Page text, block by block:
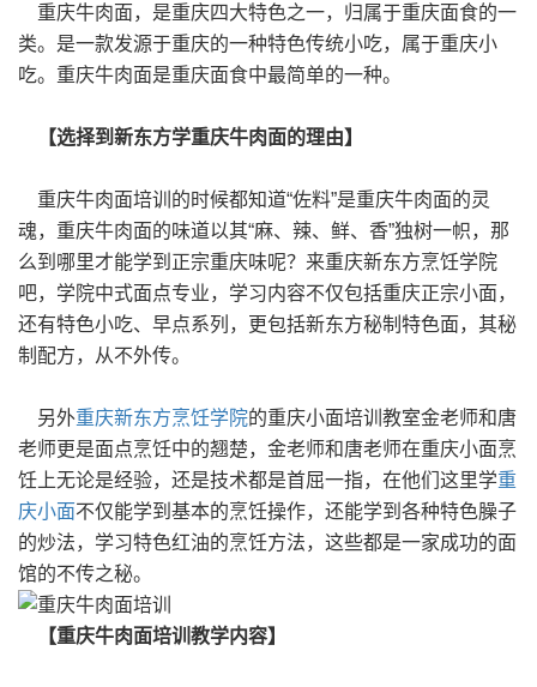
重庆牛肉面，是重庆四大特色之一，归属于重庆面食的一
类。是一款发源于重庆的一种特色传统小吃，属于重庆小
吃。重庆牛肉面是重庆面食中最简单的一种。
【选择到新东方学重庆牛肉面的理由】
重庆牛肉面培训的时候都知道“佐料”是重庆牛肉面的灵
魂，重庆牛肉面的味道以其“麻、辣、鲜、香”独树一帜，那
么到哪里才能学到正宗重庆味呢？来重庆新东方烹饪学院
吧，学院中式面点专业，学习内容不仅包括重庆正宗小面，
还有特色小吃、早点系列，更包括新东方秘制特色面，其秘
制配方，从不外传。
另外重庆新东方烹饪学院的重庆小面培训教室金老师和唐
老师更是面点烹饪中的翘楚，金老师和唐老师在重庆小面烹
饪上无论是经验，还是技术都是首屈一指，在他们这里学重
庆小面不仅能学到基本的烹饪操作，还能学到各种特色臊子
的炒法，学习特色红油的烹饪方法，这些都是一家成功的面
馆的不传之秘。
【重庆牛肉面培训教学内容】